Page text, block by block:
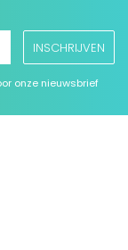
INSCHRIJVEN
onze nieuwsbrief